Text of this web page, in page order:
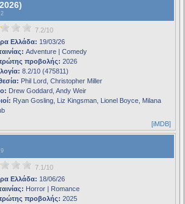
7.2/10
Ελλάδα: 19/03/26
Adventure | Comedy
προβολής: 2026
8.2/10 (475811)
Phil Lord, Christopher Miller
Drew Goddard, Andy Weir
Ryan Gosling, Liz Kingsman, Lionel Boyce, Milana
[iMDB]
7.1/10
Ελλάδα: 18/06/26
Horror | Romance
προβολής: 2025